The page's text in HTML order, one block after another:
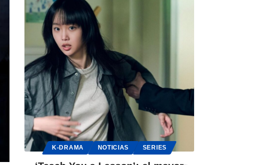
K-DRAMA NOTICIAS SERIES